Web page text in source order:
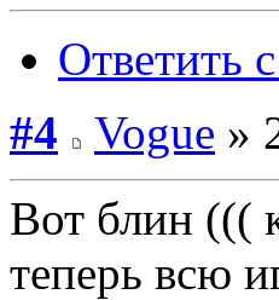
Ответить
#4
Vogue »
Вот блин (((
теперь всю